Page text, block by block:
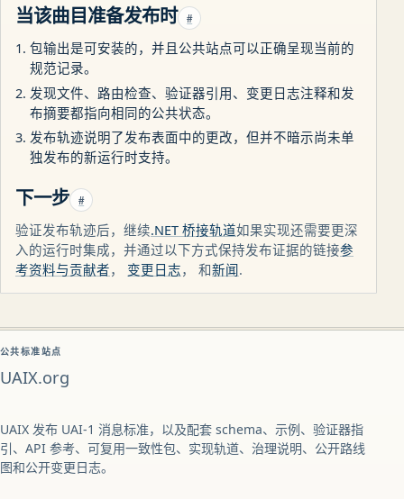
当该曲目准备发布时 #
包输出是可安装的，并且公共站点可以正确呈现当前的
规范记录。
发现文件、路由检查、验证器引用、变更日志注释和发
布摘要都指向相同的公共状态。
发布轨迹说明了发布表面中的更改，但并不暗示尚未单
独发布的新运行时支持。
下一步 #
验证发布轨迹后，继续.NET 桥接轨道如果实现还需要更深
入的运行时集成，并通过以下方式保持发布证据的链接参
考资料与贡献者， 变更日志， 和新闻.
公共标准站点
UAIX.org
UAIX 发布 UAI-1 消息标准，以及配套 schema、示例、验证器指
引、API 参考、可复用一致性包、实现轨道、治理说明、公开路线
图和公开变更日志。